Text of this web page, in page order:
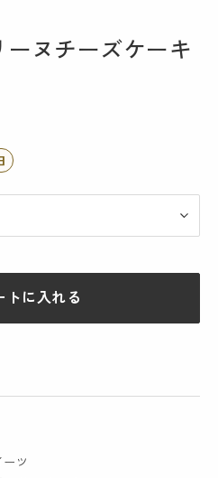
ヌチーズケーキ
トに入れる
ツ